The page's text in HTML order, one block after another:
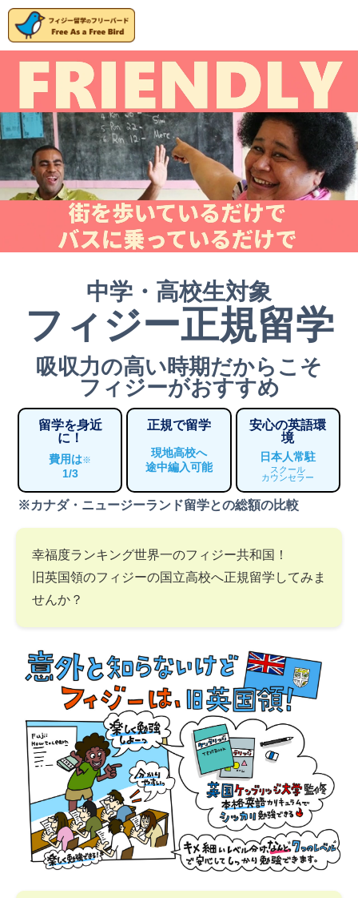
中学・高校生対象
フィジー正規留学
吸収力の高い時期だからこそ
フィジーがおすすめ
留学を身近
に！
費用は※
1/3
正規で留学
現地高校へ
途中編入可能
安心の英語環
境
日本人常駐
スクール
カウンセラー
※カナダ・ニュージーランド留学との総額の比較
幸福度ランキング世界一のフィジー共和国！
旧英国領のフィジーの国立高校へ正規留学してみま
せんか？